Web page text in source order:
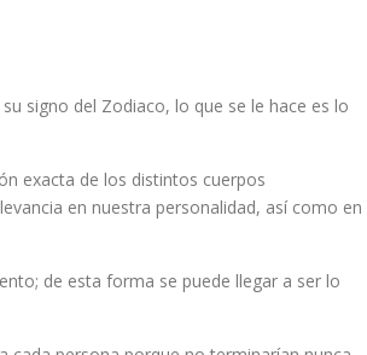
signo del Zodiaco, lo que se le hace es lo
exacta de los distintos cuerpos
en nuestra personalidad, así como en
de esta forma se puede llegar a ser lo